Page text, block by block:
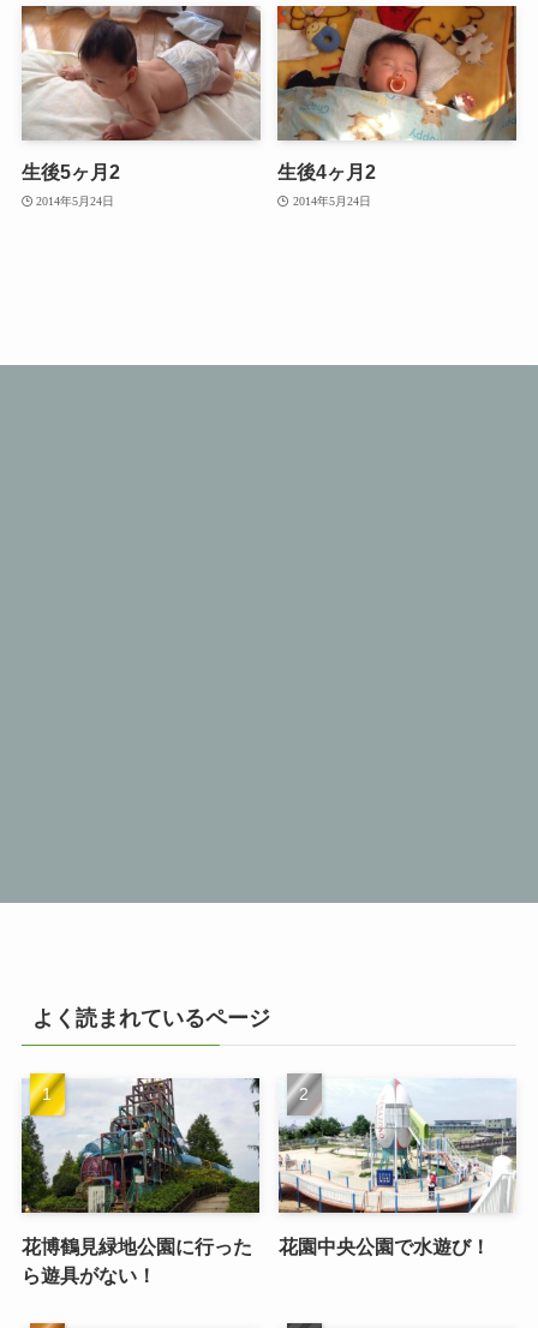
生後5ヶ月2
2014年5月24日
生後4ヶ月2
2014年5月24日
よく読まれているページ
花博鶴見緑地公園に行った
ら遊具がない！
花園中央公園で水遊び！